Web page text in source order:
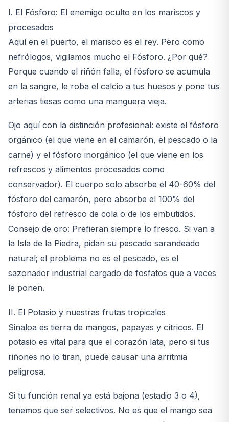
I. El Fósforo: El enemigo oculto en los mariscos y
procesados
Aquí en el puerto, el marisco es el rey. Pero como
nefrólogos, vigilamos mucho el Fósforo. ¿Por qué?
Porque cuando el riñón falla, el fósforo se acumula
en la sangre, le roba el calcio a tus huesos y pone tus
arterias tiesas como una manguera vieja.
Ojo aquí con la distinción profesional: existe el fósforo
orgánico (el que viene en el camarón, el pescado o la
carne) y el fósforo inorgánico (el que viene en los
refrescos y alimentos procesados como
conservador). El cuerpo solo absorbe el 40-60% del
fósforo del camarón, pero absorbe el 100% del
fósforo del refresco de cola o de los embutidos.
Consejo de oro: Prefieran siempre lo fresco. Si van a
la Isla de la Piedra, pidan su pescado sarandeado
natural; el problema no es el pescado, es el
sazonador industrial cargado de fosfatos que a veces
le ponen.
II. El Potasio y nuestras frutas tropicales
Sinaloa es tierra de mangos, papayas y cítricos. El
potasio es vital para que el corazón lata, pero si tus
riñones no lo tiran, puede causar una arritmia
peligrosa.
Si tu función renal ya está bajona (estadio 3 o 4),
tenemos que ser selectivos. No es que el mango sea